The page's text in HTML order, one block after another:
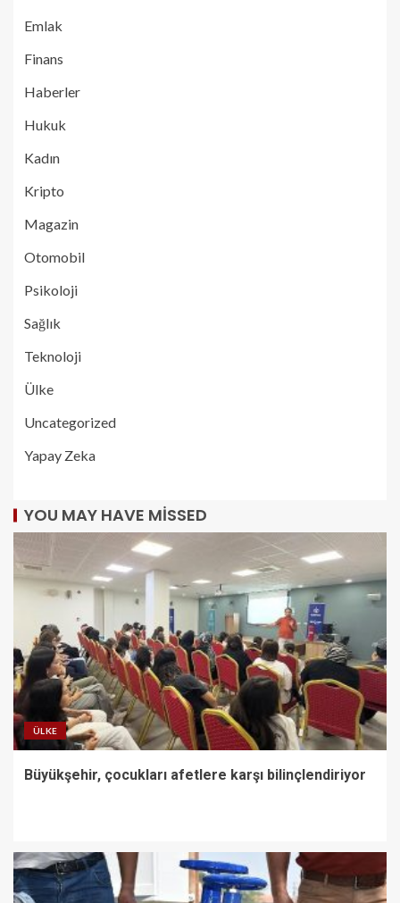
Emlak
Finans
Haberler
Hukuk
Kadın
Kripto
Magazin
Otomobil
Psikoloji
Sağlık
Teknoloji
Ülke
Uncategorized
Yapay Zeka
YOU MAY HAVE MISSED
ÜLKE
Büyükşehir, çocukları afetlere karşı bilinçlendiriyor